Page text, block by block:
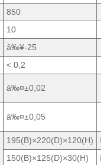
850
10
â‰¥-25
< 0,2
â‰¤±0,02
â‰¤±0,05
195(B)×220(D)×120(H)
150(B)×125(D)×30(H)